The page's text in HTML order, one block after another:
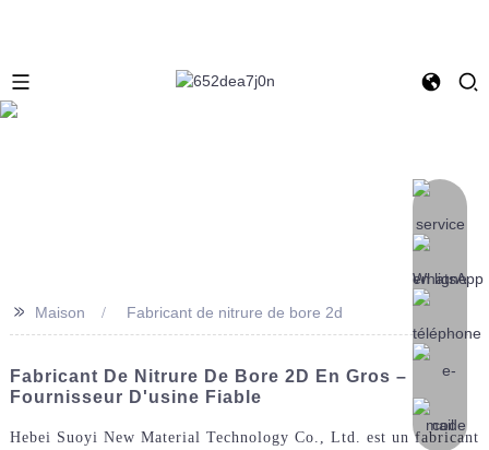
>> Maison Fabricant de nitrure de bore 2d
Fabricant De Nitrure De Bore 2D En Gros –
Fournisseur D'usine Fiable
Hebei Suoyi New Material Technology Co., Ltd. est un fabricant